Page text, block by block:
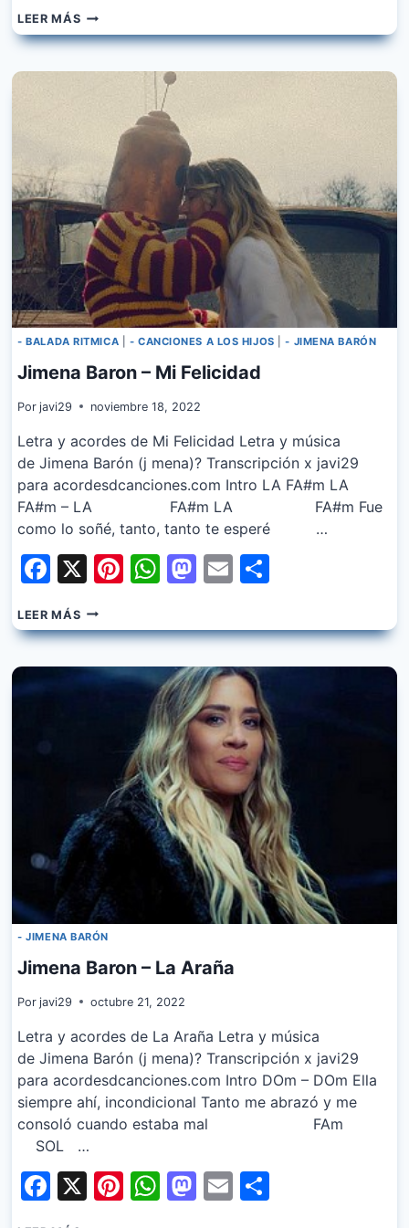
LEER MÁSJIMENA
BARON
–
- BALADA RITMICA - CANCIONES A LOS HIJOS |- JIMENA BARÓN
Jimena Baron – Mi Felicidad
Por javi29 noviembre 18, 2022
Letra y acordes de Mi Felicidad Letra y música
de Jimena Barón (j mena)? Transcripción x javi29
para acordesdcanciones.com Intro LA FA#m LA
FA#m – LA FA#m LA FA#m Fue
como lo soñé, tanto, tanto te esperé …
Facebook
X Pinterest
WhatsApp
Mastodon
Email
LEER MÁSJIMENA
BARON
–
FELICIDAD
- JIMENA BARÓN
Jimena Baron – La Araña
Por javi29 octubre 21, 2022
Letra y acordes de La Araña Letra y música
de Jimena Barón (j mena)? Transcripción x javi29
para acordesdcanciones.com Intro DOm – DOm Ella
siempre ahí, incondicional Tanto me abrazó y me
consoló cuando estaba mal FAm
SOL …
Facebook
X Pinterest
WhatsApp
Mastodon
Email